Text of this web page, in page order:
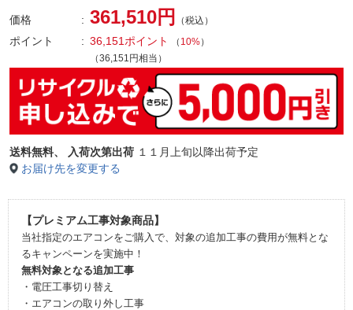
価格 361,510円 （税込）
ポイント 36,151ポイント （ 10%）
（36,151円相当）
送料無料、 入荷次第出荷 １１月上旬以降出荷予定
お届け先を変更する
【プレミアム工事対象商品】
当社指定のエアコンをご購入で、対象の追加工事の費用が無料とな
るキャンペーンを実施中！
無料対象となる追加工事
・電圧工事切り替え
・エアコンの取り外し工事